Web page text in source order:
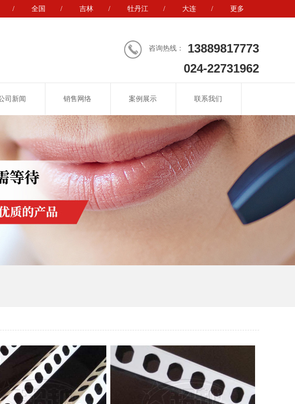
/ 全国 / 吉林 / 牡丹江 / 大连 / 更多
咨询热线：
13889817773
024-22731962
司新闻 销售网络 案例展示 联系我们